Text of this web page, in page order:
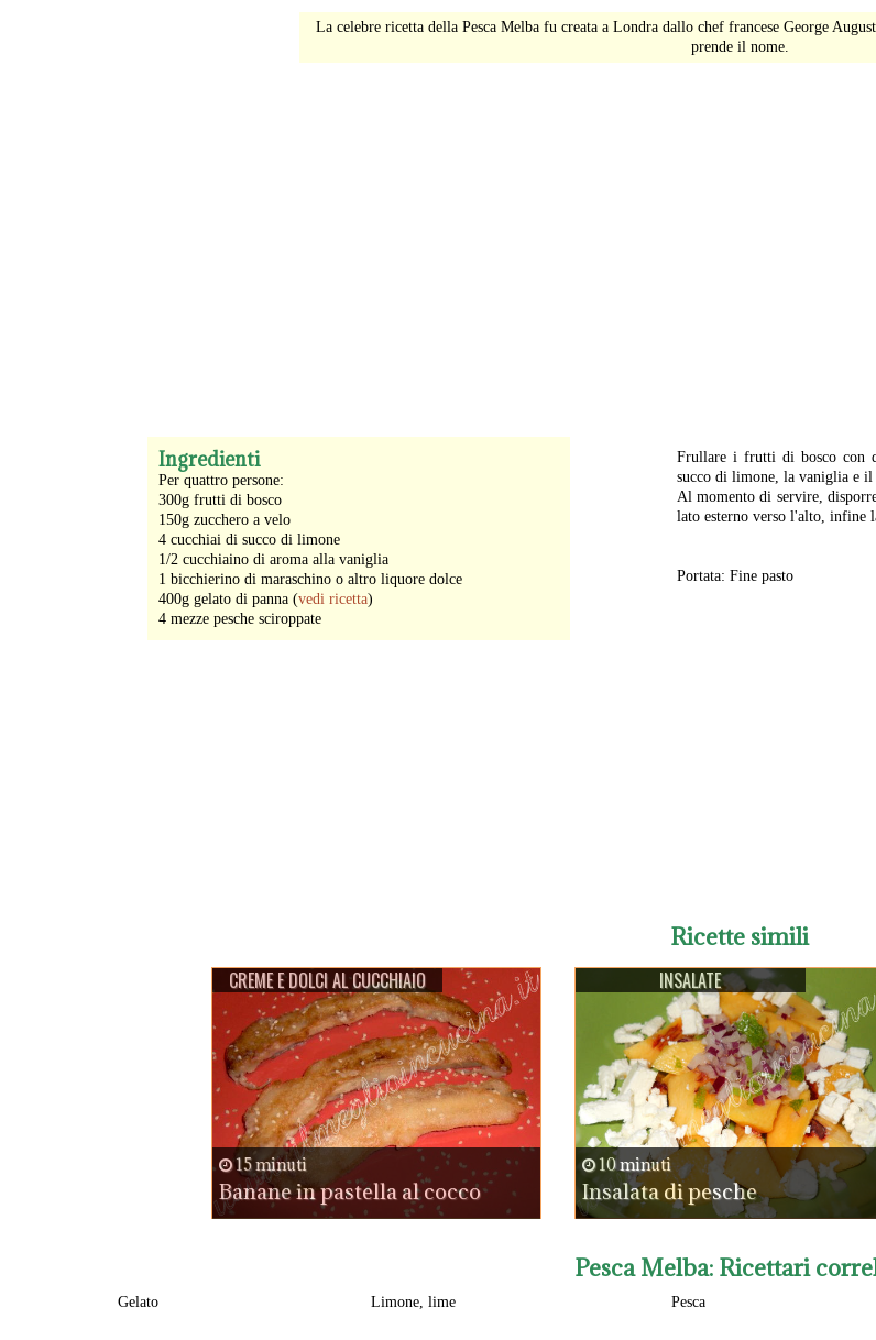
La celebre ricetta della Pesca Melba fu creata a Londra dallo chef francese George
prende il nome.
Ingredienti
Per quattro persone:
300g frutti di bosco
150g zucchero a velo
4 cucchiai di succo di limone
1/2 cucchiaino di aroma alla vaniglia
1 bicchierino di maraschino o altro liquore dolce
400g gelato di panna (vedi ricetta)
4 mezze pesche sciroppate
Frullare i frutti di bosco con
succo di limone, la vaniglia e il
Al momento di servire,
lato esterno verso l'alto, infine
Portata: Fine pasto
Ricette simili
CREME E DOLCI AL CUCCHIAIO
15 minuti
Banane in pastella al cocco
INSALATE
10 minuti
Insalata di pesche
Pesca Melba: Ricettari
Gelato Limone, lime Pesca